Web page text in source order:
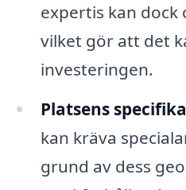
expertis kan dock
vilket gör att det
investeringen.
Platsens
kan kräva
grund av dess